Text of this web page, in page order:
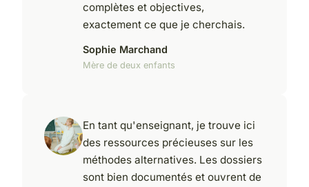
complètes et objectives,
exactement ce que je cherchais.
Sophie Marchand
Mère de deux enfants
En tant qu'enseignant, je trouve ici
des ressources précieuses sur les
méthodes alternatives. Les dossiers
sont bien documentés et ouvrent de